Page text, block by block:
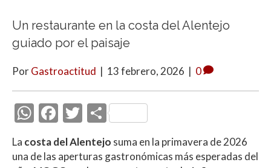
Un restaurante en la costa del Alentejo
guiado por el paisaje
PorGastroactitud | 13 febrero, 2026 | 0
W
h
at
F
ac
e
T
w
itt
C
m
La costa del Alentejo suma en la primavera de 2026
una de las aperturas gastronómicas más esperadas del